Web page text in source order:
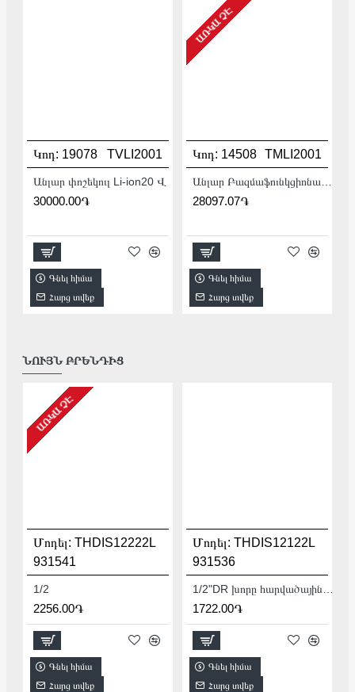
Կոդ: 19078 TVLI2001
Անլար փոշեկուլ Li-ion20 Վ
30000.00֏
Գնել հիմա
Հարց տվեք
ԱՌԿԱ ՉԷ
Կոդ: 14508 TMLI2001
28097.07֏
Գնել հիմա
Հարց տվեք
ՆՈՒՅՆ ԲՐԵՆԴԻՑ
ԱՌԿԱ ՉԷ
Մոդել: THDIS12222L
931541
1/2
2256.00֏
Գնել հիմա
Հարց տվեք
Մոդել: THDIS12122L
931536
1722.00֏
Գնել հիմա
Հարց տվեք